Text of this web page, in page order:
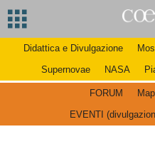
Didattica e Divulgazione
Supernovae
NASA
FORUM
EVENTI